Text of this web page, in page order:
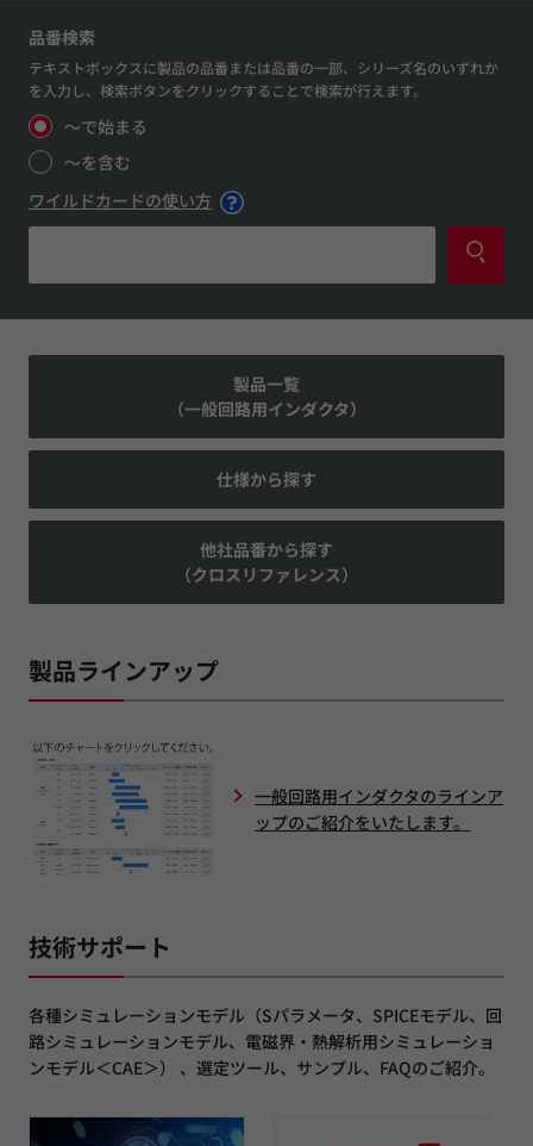
品番検索
テキストボックスに製品の品番または品番の一部、シリーズ名のいずれか
を入力し、検索ボタンをクリックすることで検索が行えます。
～で始まる
～を含む
ワイルドカードの使い方
製品一覧
（一般回路用インダクタ）
仕様から探す
他社品番から探す
（クロスリファレンス）
製品ラインアップ
一般回路用インダクタのラインア
ップのご紹介をいたします。
技術サポート
各種シミュレーションモデル（Sパラメータ、SPICEモデル、回
路シミュレーションモデル、電磁界・熱解析用シミュレーショ
ンモデル＜CAE＞） 、選定ツール、サンプル、FAQのご紹介。